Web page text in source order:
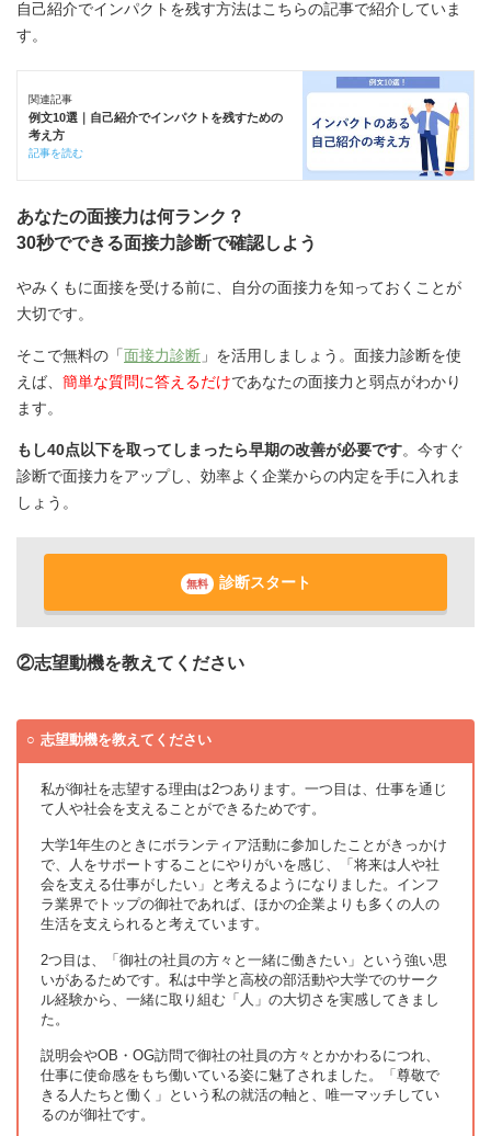
自己紹介でインパクトを残す方法はこちらの記事で紹介していま
す。
関連記事
例文10選｜自己紹介でインパクトを残すための
考え方
記事を読む
あなたの面接力は何ランク？
30秒でできる面接力診断で確認しよう
やみくもに面接を受ける前に、自分の面接力を知っておくことが
大切です。
そこで無料の「面接力診断 」を活用しましょう。面接力診断を使
えば、 簡単な質問に答えるだけであなたの面接力と弱点がわかり
ます。
もし40点以下を取ってしまったら早期の改善が必要です。今すぐ
診断で面接力をアップし、効率よく企業からの内定を手に入れま
しょう。
無料 診断スタート
②志望動機を教えてください
志望動機を教えてください
私が御社を志望する理由は2つあります。一つ目は、仕事を通じ
て人や社会を支えることができるためです。
大学1年生のときにボランティア活動に参加したことがきっかけ
で、人をサポートすることにやりがいを感じ、「将来は人や社
会を支える仕事がしたい」と考えるようになりました。インフ
ラ業界でトップの御社であれば、ほかの企業よりも多くの人の
生活を支えられると考えています。
2つ目は、「御社の社員の方々と一緒に働きたい」という強い思
いがあるためです。私は中学と高校の部活動や大学でのサーク
ル経験から、一緒に取り組む「人」の大切さを実感してきまし
た。
説明会やOB・OG訪問で御社の社員の方々とかかわるにつれ、
仕事に使命感をもち働いている姿に魅了されました。「尊敬で
きる人たちと働く」という私の就活の軸と、唯一マッチしてい
るのが御社です。